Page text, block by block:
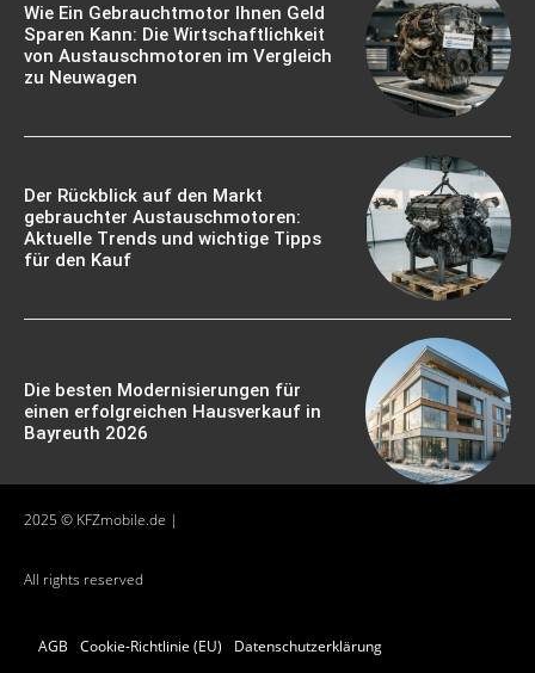
Wie Ein Gebrauchtmotor Ihnen Geld
Sparen Kann: Die Wirtschaftlichkeit
von Austauschmotoren im Vergleich
zu Neuwagen
Der Rückblick auf den Markt
gebrauchter Austauschmotoren:
Aktuelle Trends und wichtige Tipps
für den Kauf
Die besten Modernisierungen für
einen erfolgreichen Hausverkauf in
Bayreuth 2026
2025 © KFZmobile.de |
All rights reserved
AGB Cookie-Richtlinie (EU)
Datenschutzerklärung